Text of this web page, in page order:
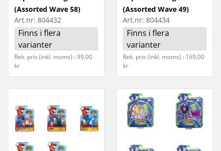
(Assorted Wave 58)
Art.nr: 804432
Finns i flera
varianter
Rek. pris (inkl. moms) : 99,00
kr
(Assorted Wave 49)
Art.nr: 804434
Finns i flera
varianter
Rek. pris (inkl. moms) : 169,00
kr